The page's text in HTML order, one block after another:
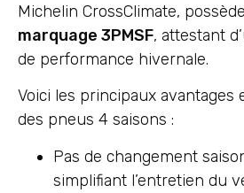
Michelin CrossClimate,
marquage 3PMSF, attestant
de performance hivernale.
Voici les principaux avantages
des pneus 4 saisons :
Pas de changement
simplifiant l’entretien du